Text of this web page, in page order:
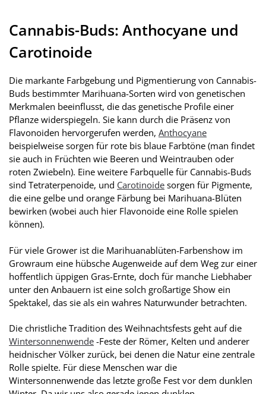
Cannabis-Buds: Anthocyane und
Carotinoide
Die markante Farbgebung und Pigmentierung von Cannabis-
Buds bestimmter Marihuana-Sorten wird von genetischen
Merkmalen beeinflusst, die das genetische Profile einer
Pflanze widerspiegeln. Sie kann durch die Präsenz von
Flavonoiden hervorgerufen werden, Anthocyane
beispielweise sorgen für rote bis blaue Farbtöne (man findet
sie auch in Früchten wie Beeren und Weintrauben oder
roten Zwiebeln). Eine weitere Farbquelle für Cannabis-Buds
sind Tetraterpenoide, und Carotinoide sorgen für Pigmente,
die eine gelbe und orange Färbung bei Marihuana-Blüten
bewirken (wobei auch hier Flavonoide eine Rolle spielen
können).
Für viele Grower ist die Marihuanablüten-Farbenshow im
Growraum eine hübsche Augenweide auf dem Weg zur einer
hoffentlich üppigen Gras-Ernte, doch für manche Liebhaber
unter den Anbauern ist eine solch großartige Show ein
Spektakel, das sie als ein wahres Naturwunder betrachten.
Die christliche Tradition des Weihnachtsfests geht auf die
Wintersonnenwende -Feste der Römer, Kelten und anderer
heidnischer Völker zurück, bei denen die Natur eine zentrale
Rolle spielte. Für diese Menschen war die
Wintersonnenwende das letzte große Fest vor dem dunklen